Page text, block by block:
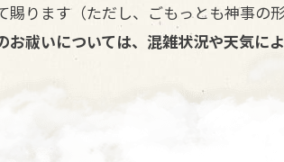
ります（ただし、ごもっとも神事の形
祓いについては、混雑状況や天気に